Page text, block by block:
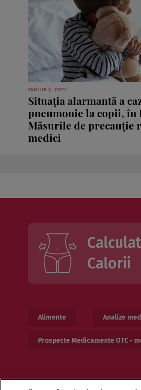
FAMILIE ȘI COPII
Situația alarmantă a
pneumonie la copii, în
Măsurile de precauție
medici
Calorii
Alimente Analize
Prospecte Medicamente OTC -